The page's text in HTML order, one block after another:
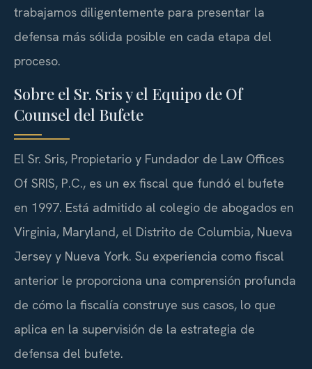
trabajamos diligentemente para presentar la
defensa más sólida posible en cada etapa del
proceso.
Sobre el Sr. Sris y el Equipo de Of
Counsel del Bufete
El Sr. Sris, Propietario y Fundador de Law Offices
Of SRIS, P.C., es un ex fiscal que fundó el bufete
en 1997. Está admitido al colegio de abogados en
Virginia, Maryland, el Distrito de Columbia, Nueva
Jersey y Nueva York. Su experiencia como fiscal
anterior le proporciona una comprensión profunda
de cómo la fiscalía construye sus casos, lo que
aplica en la supervisión de la estrategia de
defensa del bufete.